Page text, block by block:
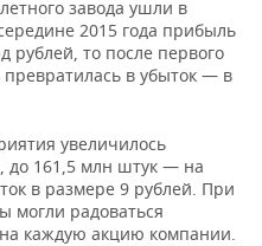
завода ушли в
2015 года прибыль
рублей, то после первого
в убыток — в
увеличилось
до 161,5 млн штук — на
в размере 9 рублей. При
могли радоваться
каждую акцию компании.